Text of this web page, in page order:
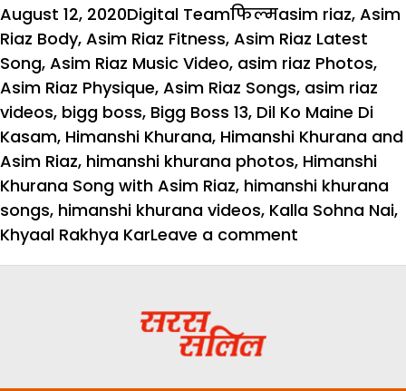
Posted
on
August 12, 2020Author
Digital TeamCategories
फिल्मTags
asim riaz, Asim
Riaz Body, Asim Riaz Fitness, Asim Riaz Latest
Song, Asim Riaz Music Video, asim riaz Photos,
Asim Riaz Physique, Asim Riaz Songs, asim riaz
videos, bigg boss, Bigg Boss 13, Dil Ko Maine Di
Kasam, Himanshi Khurana, Himanshi Khurana and
Asim Riaz, himanshi khurana photos, Himanshi
Khurana Song with Asim Riaz, himanshi khurana
songs, himanshi khurana videos, Kalla Sohna Nai,
Khyaal Rakhya KarLeave a comment